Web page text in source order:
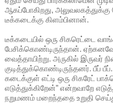
ஆகப்போகிறது, அலுவலகத்துக்கு
டீக்கடைக்கு கிளம்பினான்.
டீக்கடையில் ஒரு சிகரெட்டை
பேசிக்கொண்டிருந்தான்.
வைத்தாயிற்று. அருகில் இருவர்
குடித்துக்கொண்டிருந்தனர். பீப்
கடைக்குள் எட்டி ஒரு சிகரேட்
எடுத்துக்கிறேன்” என்றவாறே
நறுமணம் மறைந்ததை உறுதி